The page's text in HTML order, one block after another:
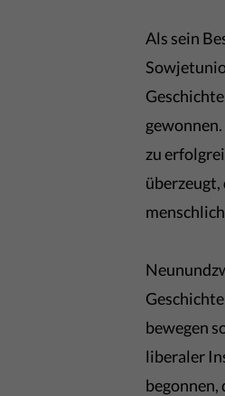
Als sein
zu
überzeugt,
bewegen
liberaler
begonnen,